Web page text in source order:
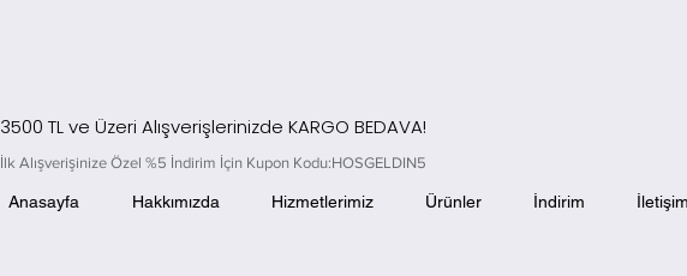
3500 TL ve Üzeri Alışverişlerinizde KARGO BEDAVA!
Anasayfa Hakkımızda Hizmetlerimiz Ürünler İndirim İletişim
İlk Alışverişinize Özel %5 İndirim İçin Kupon Kodu:HOSGELDIN5